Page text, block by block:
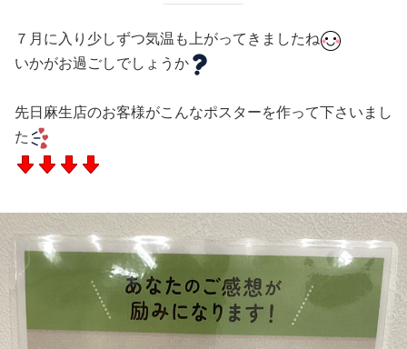
７月に入り少しずつ気温も上がってきましたね
いかがお過ごしでしょうか
先日麻生店のお客様がこんなポスターを作って下さいまし
た